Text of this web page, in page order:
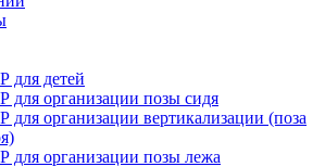
для детей
для организации позы сидя
для организации вертикализации (поза
для организации позы лежа